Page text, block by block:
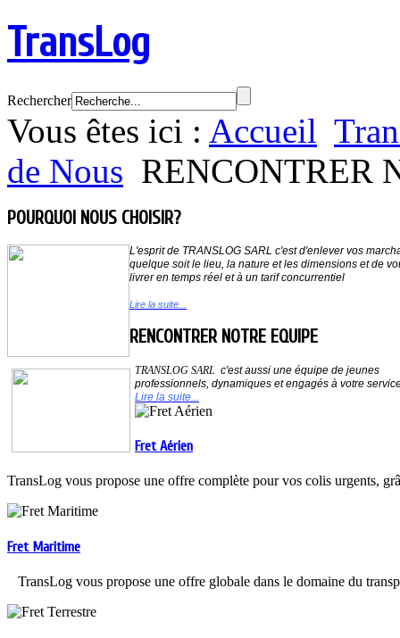
TransLog
Rechercher
Vous êtes ici : Accueil
de Nous RENCONTRER
POURQUOI NOUS CHOISIR?
L'esprit de TRANSLOG SARL c'est d'enlever vos
quelque soit le lieu, la nature et les dimensions et de
livrer en temps réel et à un tarif concurrentiel
Lire la suite...
RENCONTRER NOTRE EQUIPE
TRANSLOG SARL c'est aussi une équipe de jeunes
professionnels, dynamiques et engagés à votre
Lire la suite...
Fret Aérien
TransLog vous propose une offre complète pour vos colis urgents,
Fret Maritime
TransLog vous propose une offre globale dans le domaine du